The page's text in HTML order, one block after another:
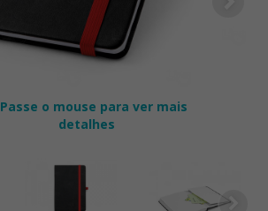
Passe o mouse para ver mais
detalhes